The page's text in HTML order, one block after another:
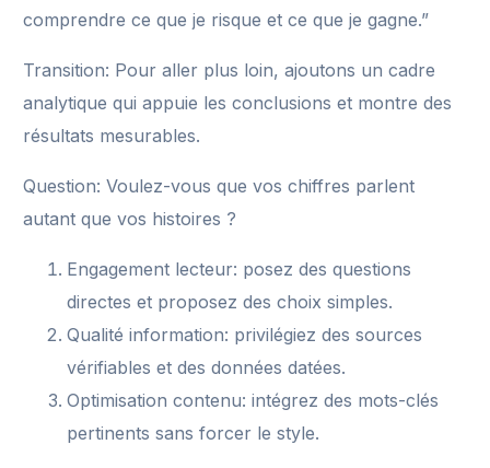
comprendre ce que je risque et ce que je gagne.”
Transition: Pour aller plus loin, ajoutons un cadre
analytique qui appuie les conclusions et montre des
résultats mesurables.
Question: Voulez-vous que vos chiffres parlent
autant que vos histoires ?
Engagement lecteur: posez des questions
directes et proposez des choix simples.
Qualité information: privilégiez des sources
vérifiables et des données datées.
Optimisation contenu: intégrez des mots-clés
pertinents sans forcer le style.